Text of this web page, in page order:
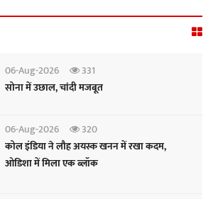
06-Aug-2026
331
सोना में उछाल, चांदी मजबूत
06-Aug-2026
320
कोल इंडिया ने लौह अयस्क खनन में रखा कदम,
ओडिशा में मिला एक ब्लॉक